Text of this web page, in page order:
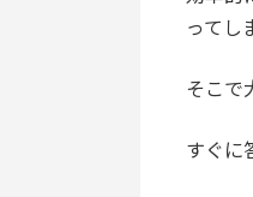
ってし
そこで
すぐに